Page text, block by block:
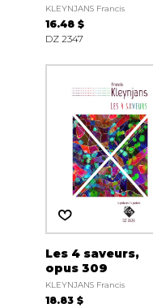
KLEYNJANS Francis
16.48 $
DZ 2347
Les 4 saveurs,
opus 309
KLEYNJANS Francis
18.83 $